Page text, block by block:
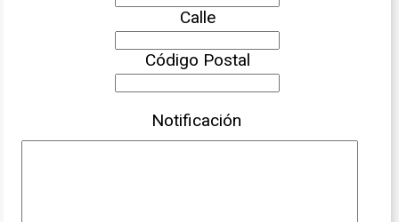
Calle
Código Postal
Notificación